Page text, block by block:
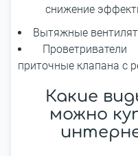
снижение
Вытяжные
приточные клапана с
Какие
можно